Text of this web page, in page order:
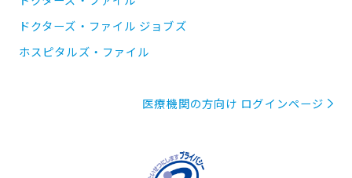
ドクターズ・ファイル ジョブズ
ホスピタルズ・ファイル
医療機関の方向け ログインページ